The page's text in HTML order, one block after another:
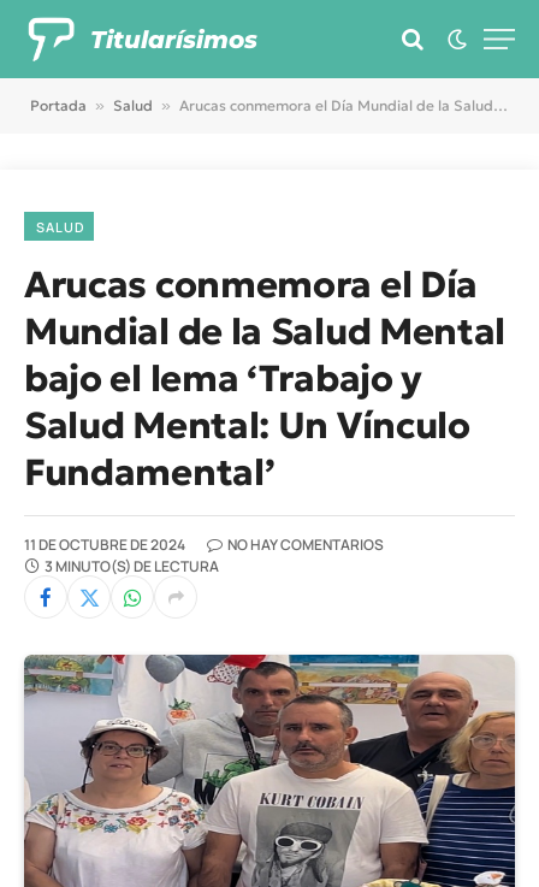
Titularísimos
Portada » Salud » Arucas conmemora el Día Mundial de la Salud Mental bajo el lema ‘Trabajo y Salud Mental: Un Vínculo Fundamental’
SALUD
Arucas conmemora el Día
Mundial de la Salud Mental
bajo el lema ‘Trabajo y
Salud Mental: Un Vínculo
Fundamental’
11 DE OCTUBRE DE 2024
NO HAY COMENTARIOS
3 MINUTO(S) DE LECTURA